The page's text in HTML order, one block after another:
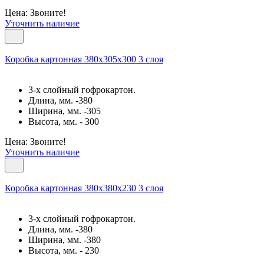
Цена: Звоните!
Уточнить наличие
Коробка картонная 380х305х300 3 слоя
3-х слойный гофрокартон.
Длина, мм. -380
Ширина, мм. -305
Высота, мм. - 300
Цена: Звоните!
Уточнить наличие
Коробка картонная 380х380х230 3 слоя
3-х слойный гофрокартон.
Длина, мм. -380
Ширина, мм. -380
Высота, мм. - 230